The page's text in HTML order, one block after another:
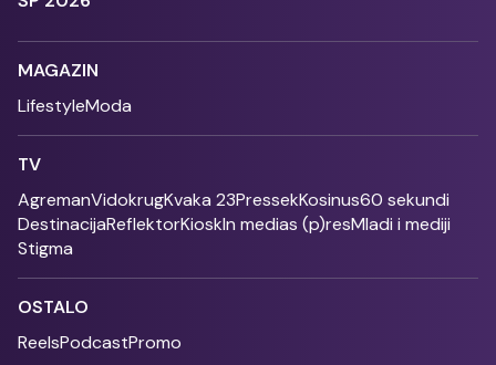
MAGAZIN
LifestyleModa
TV
AgremanVidokrugKvaka 23PressekKosinus60 sekundi
DestinacijaReflektorKioskIn medias (p)resMladi i mediji
Stigma
OSTALO
ReelsPodcastPromo